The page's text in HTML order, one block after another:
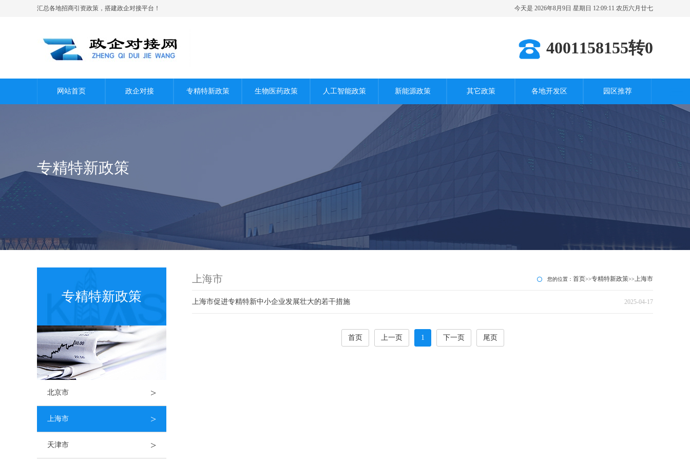
汇总各地招商引资政策，搭建政企对接平台！ 今天是 2026年8月9日 星期日 12:09:12 农历六月廿七
4001158155转0
网站首页 政企对接 专精特新政策 生物医药政策 人工智能政策 新能源政策 其它政策 各地开发区
其它城市
园区推荐
专精特新政策
专精特新政策
北京市 >
上海市 >
天津市 >
上海市 您的位置： 首页>>专精特新政策>>上海市
上海市促进专精特新中小企业发展壮大的若干措施 2025-04-17
首页 上一页 1 下一页 尾页